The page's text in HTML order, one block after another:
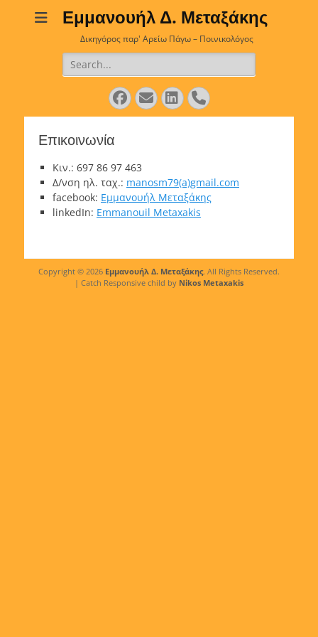
Εμμανουήλ Δ. Μεταξάκης
Δικηγόρος παρ' Αρείω Πάγω – Ποινικολόγος
Search
for:
Facebook
EmailLinkedIn
Phone
Επικοινωνία
Κιν.: 697 86 97 463
Δ/νση ηλ. ταχ.: manosm79(a)gmail.com
facebook: Εμμανουήλ Μεταξάκης
linkedIn: Emmanouil Metaxakis
Copyright © 2026 Εμμανουήλ Δ. Μεταξάκης. All Rights Reserved.
| Catch Responsive child by Nikos Metaxakis